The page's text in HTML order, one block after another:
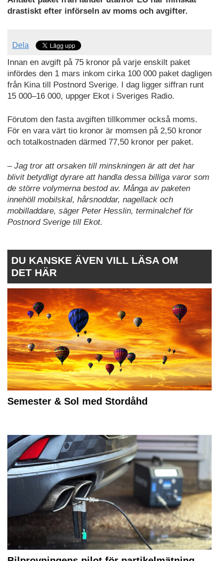
drastiskt efter införseln av moms och avgifter.
Dela
Innan en avgift på 75 kronor på varje enskilt paket
infördes den 1 mars inkom cirka 100 000 paket dagligen
från Kina till Postnord Sverige. I dag ligger siffran runt
15 000–16 000, uppger Ekot i Sveriges Radio.
Förutom den fasta avgiften tillkommer också moms.
För en vara värt tio kronor är momsen på 2,50 kronor
och totalkostnaden därmed 77,50 kronor per paket.
–Jag tror att orsaken till minskningen är att det har
blivit betydligt dyrare att handla dessa billiga varor som
de större volymerna bestod av. Många av paketen
innehöll mobilskal, hårsnoddar, nagellack och
mobilladdare, säger Peter Hesslin, terminalchef för
Postnord Sverige till Ekot.
DU KANSKE ÄVEN VILL LÄSA OM
DET HÄR
Semester & Sol med Stordåhd